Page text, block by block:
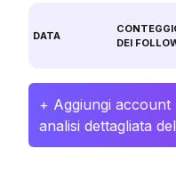
DATA
DEI
+ Aggiungi
analisi dettagliata